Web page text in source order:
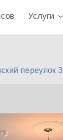
Услуги
переулок 3